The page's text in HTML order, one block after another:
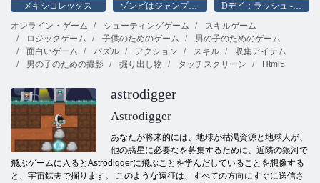
メキシコレックス ゾンビはジャンプすることはできません
Dデイ：ラッシュ - タワーディフェンス
オンライン・ゲーム
シューティングゲーム
スキルゲーム
ロジックゲーム
子供のためのゲーム
男の子のためのゲーム
面白いゲーム
パズル アクション スキル
収集アイテム
男の子のための撮影
掘り出し物 タッチスクリーン Html5
astrodigger
Astrodigger
あなたが将来的には、地球が枯渇資源と地球人が、
他の惑星に必要なを募集するために、近隣の銀河で
飛ぶゲームに入るとAstrodiggerに飛ぶことを学んだしていることを想像する
と、宇宙鉱夫で掘ります。 このような遠征は、すべての方向にすぐに送信さ